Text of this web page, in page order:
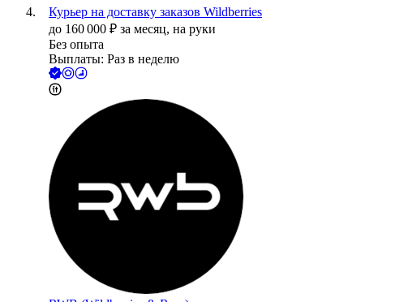
Курьер на доставку заказов Wildberries
до 160 000 ₽ за месяц, на руки
Без опыта
Выплаты: Раз в неделю